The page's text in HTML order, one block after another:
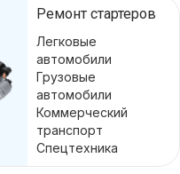
Ремонт стартеров
Легковые
автомобили
Грузовые
автомобили
Коммерческий
транспорт
Спецтехника